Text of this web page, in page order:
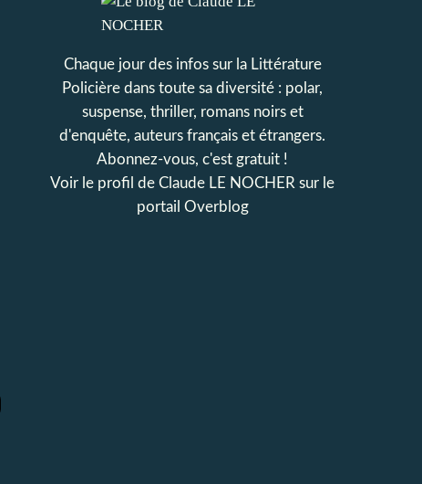
Chaque jour des infos sur la Littérature
Policière dans toute sa diversité : polar,
suspense, thriller, romans noirs et
d'enquête, auteurs français et étrangers.
Abonnez-vous, c'est gratuit !
Voir le profil de Claude LE NOCHER sur le
portail Overblog